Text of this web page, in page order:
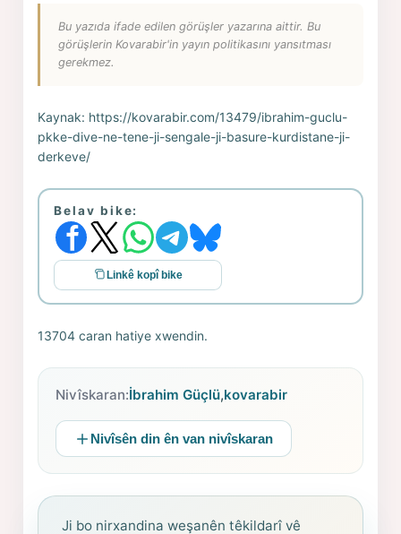
Bu yazıda ifade edilen görüşler yazarına aittir. Bu
görüşlerin Kovarabir'in yayın politikasını yansıtması
gerekmez.
Kaynak: https://kovarabir.com/13479/ibrahim-guclu-
pkke-dive-ne-tene-ji-sengale-ji-basure-kurdistane-ji-
derkeve/
Belav bike:
Linkê kopî bike
13704 caran hatiye xwendin.
Nivîskaran:İbrahim Güçlü,kovarabir
Nivîsên din ên van nivîskaran
Ji bo nirxandina weşanên têkildarî vê